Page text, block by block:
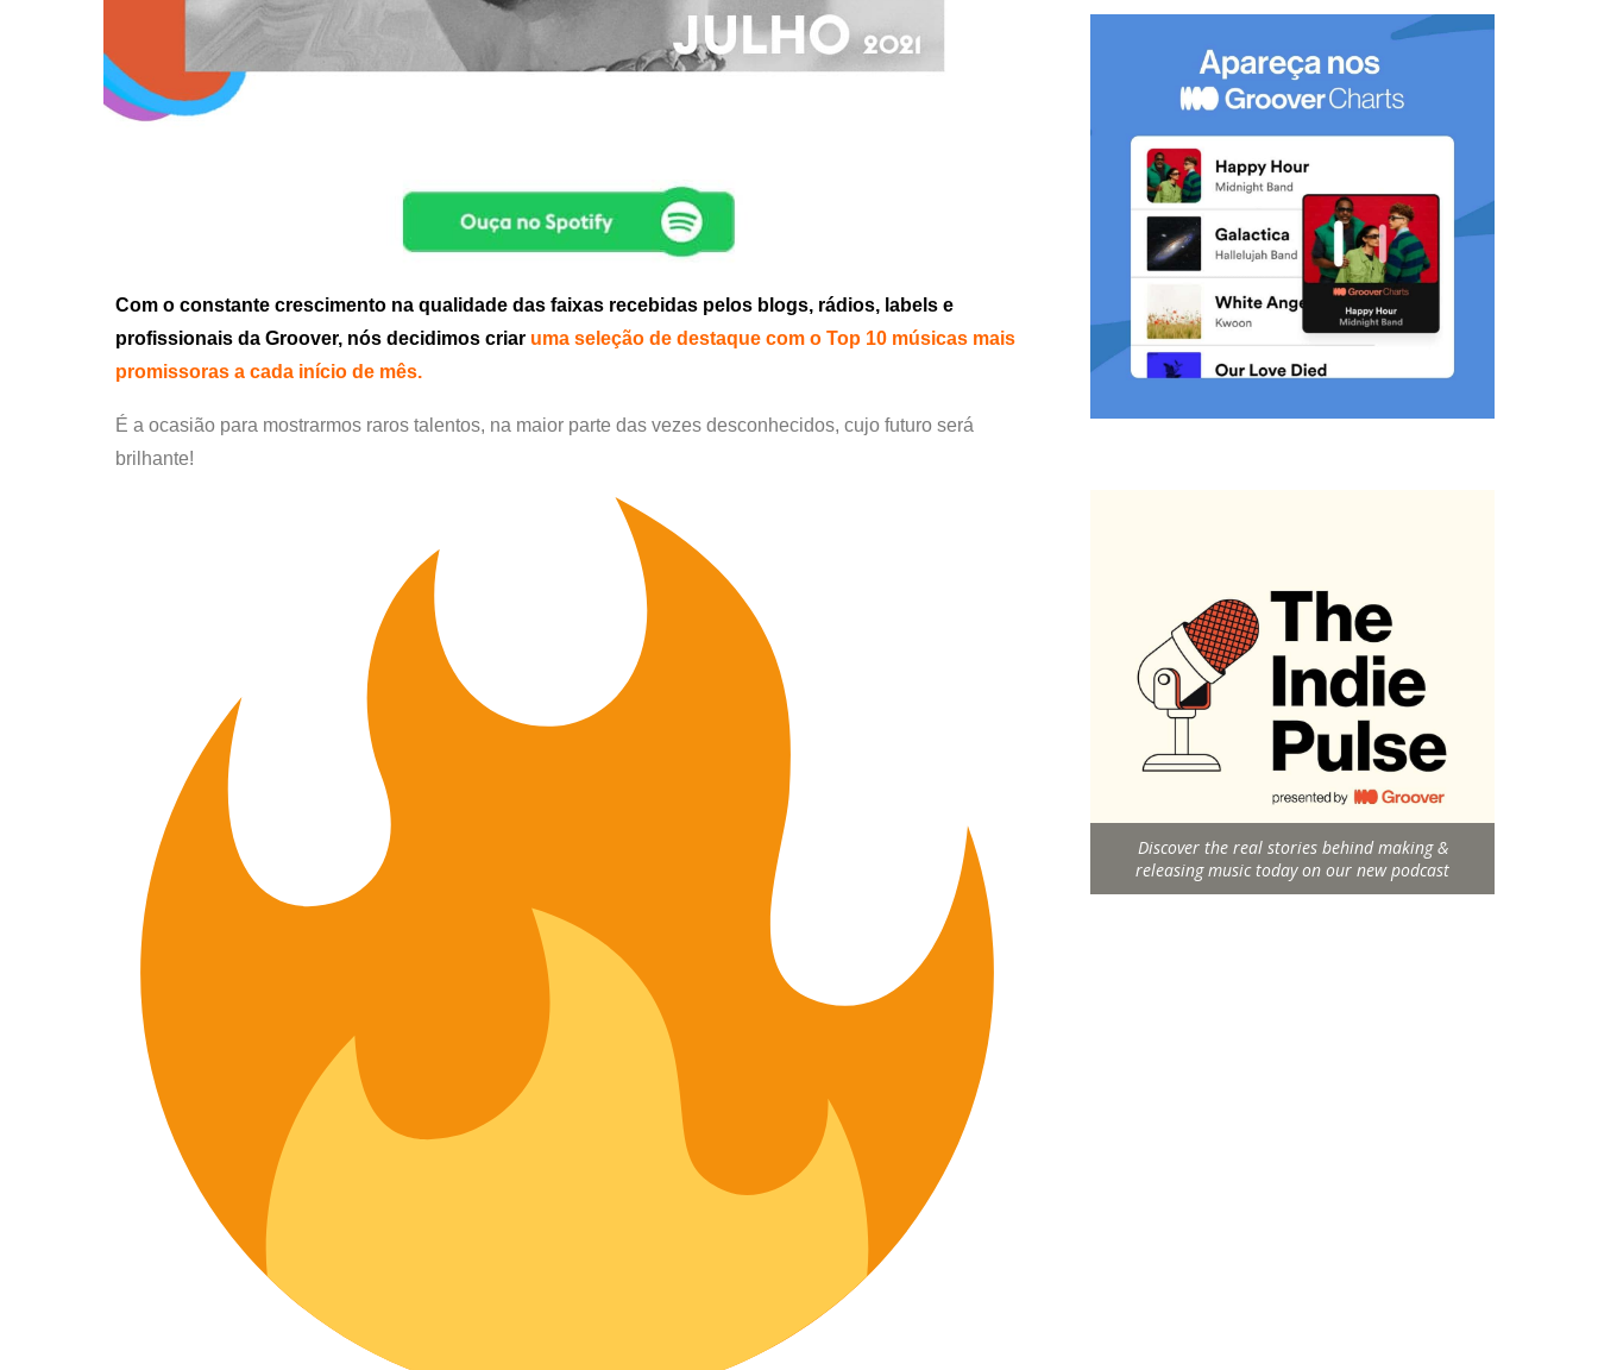
Com o constante crescimento na qualidade das faixas recebidas pelos blogs, rádios, labels e
profissionais da Groover, nós decidimos criar uma seleção de destaque com o Top 10 músicas mais
promissoras a cada início de mês.
É a ocasião para mostrarmos raros talentos, na maior parte das vezes desconhecidos, cujo futuro será
brilhante!
Discover the real stories behind making &
releasing music today on our new podcast